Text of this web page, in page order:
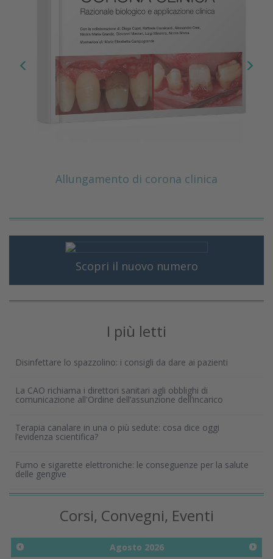
Allungamento di corona clinica
Scopri il nuovo numero
I più letti
Disinfettare lo spazzolino: i consigli da dare ai pazienti
La CAO richiama i direttori sanitari agli obblighi di
comunicazione all'Ordine dell’assunzione dell’incarico
Terapia canalare in una o più sedute: cosa dice oggi
l’evidenza scientifica?
Fumo e sigarette elettroniche: le conseguenze per la salute
delle gengive
Corsi, Convegni, Eventi
Agosto 2026